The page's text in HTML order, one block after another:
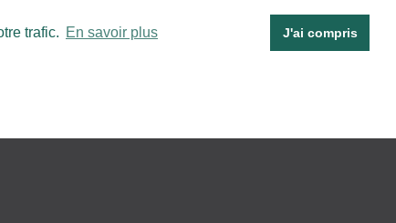
trafic. En savoir plus J'ai compris